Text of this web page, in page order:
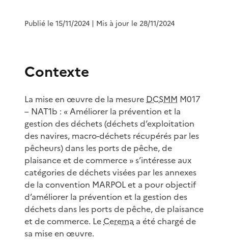
Publié le 15/11/2024 | Mis à jour le 28/11/2024
Contexte
La mise en œuvre de la mesure DCSMM M017
– NAT1b : « Améliorer la prévention et la
gestion des déchets (déchets d’exploitation
des navires, macro-déchets récupérés par les
pêcheurs) dans les ports de pêche, de
plaisance et de commerce » s’intéresse aux
catégories de déchets visées par les annexes
de la convention MARPOL et a pour objectif
d’améliorer la prévention et la gestion des
déchets dans les ports de pêche, de plaisance
et de commerce. Le Cerema a été chargé de
sa mise en œuvre.